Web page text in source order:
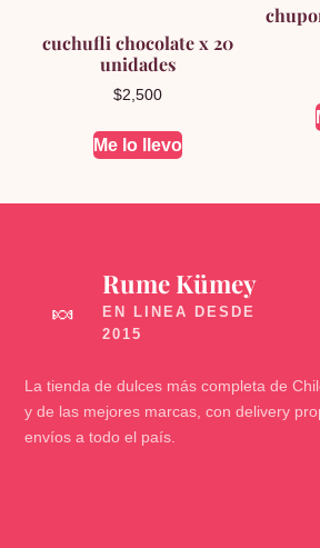
cuchufli chocolate x 20
unidades
$2,500
Me lo llevo
🍬
Rume Kümey
La tienda de dulces más completa de
y de las mejores marcas, con delivery
envíos a todo el país.